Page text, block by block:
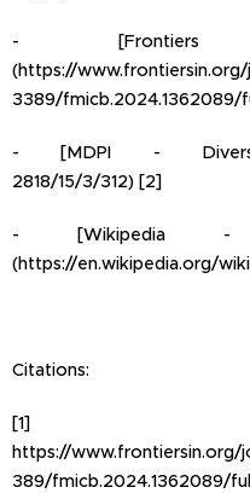
- [Frontiers
(https://
3389/fmicb.2024.1362089/
- [MDPI -
2818/15/3/312) [2]
- [Wikipedia -
(https://en.wikipedia.org/
Citations:
[1]
https://www.frontiersin.org/
389/fmicb.2024.1362089/